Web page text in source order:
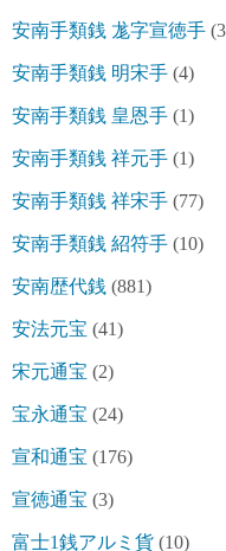
安南手類銭 尨字宣徳手
安南手類銭 明宋手 (4)
安南手類銭 皇恩手 (1)
安南手類銭 祥元手 (1)
安南手類銭 祥宋手 (77)
安南手類銭 紹符手 (10)
安南歴代銭 (881)
安法元宝 (41)
宋元通宝 (2)
宝永通宝 (24)
宣和通宝 (176)
宣徳通宝 (3)
富士1銭アルミ貨 (10)